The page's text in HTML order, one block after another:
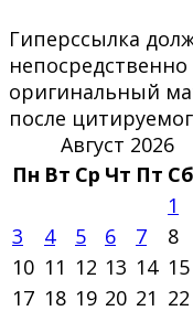
Гиперссылка
оригинальный
после
Август 2026
Пн Вт Ср Чт Пт Сб
1
3
4 5 6 7 8
10 11 12 13 14 15
17 18 19 20 21 22